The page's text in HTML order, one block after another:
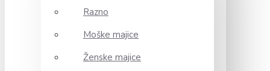
Razno
Moške majice
Ženske majice